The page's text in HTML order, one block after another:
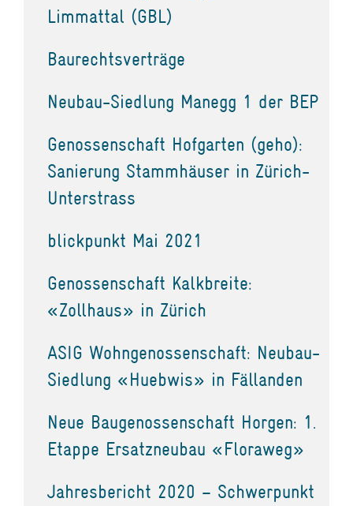
Limmattal (GBL)
Baurechtsverträge
Neubau-Siedlung Manegg 1 der BEP
Genossenschaft Hofgarten (geho):
Sanierung Stammhäuser in Zürich-
Unterstrass
blickpunkt Mai 2021
Genossenschaft Kalkbreite:
«Zollhaus» in Zürich
ASIG Wohngenossenschaft: Neubau-
Siedlung «Huebwis» in Fällanden
Neue Baugenossenschaft Horgen: 1.
Etappe Ersatzneubau «Floraweg»
Jahresbericht 2020 – Schwerpunkt